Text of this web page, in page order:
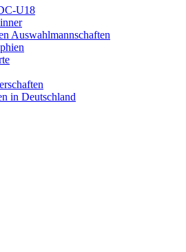
U18
Auswahlmannschaften
in Deutschland